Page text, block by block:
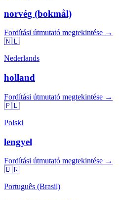
norvég (bokmål)
Fordítási útmutató megtekintése →
🇳🇱
Nederlands
holland
Fordítási útmutató megtekintése →
🇵🇱
Polski
lengyel
Fordítási útmutató megtekintése →
🇧🇷
Português (Brasil)